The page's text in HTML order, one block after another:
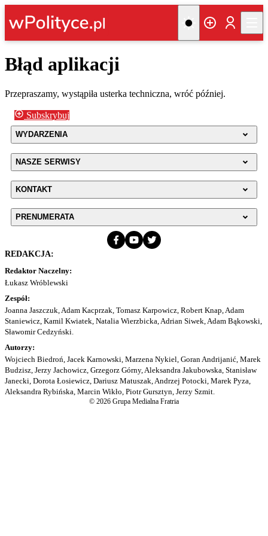
Błąd aplikacji
Przepraszamy, wystąpiła usterka techniczna, wróć później.
Subskrybuj
WYDARZENIA
NASZE SERWISY
KONTAKT
PRENUMERATA
REDAKCJA:
Redaktor Naczelny:
Łukasz Wróblewski
Zespół:
Joanna Jaszczuk, Adam Kacprzak, Tomasz Karpowicz, Robert Knap, Adam
Staniewicz, Kamil Kwiatek, Natalia Wierzbicka, Adrian Siwek, Adam Bąkowski,
Sławomir Cedzyński.
Autorzy:
Wojciech Biedroń, Jacek Karnowski, Marzena Nykiel, Goran Andrijanić, Marek
Budzisz, Jerzy Jachowicz, Grzegorz Górny, Aleksandra Jakubowska, Stanisław
Janecki, Dorota Łosiewicz, Dariusz Matuszak, Andrzej Potocki, Marek Pyza,
Aleksandra Rybińska, Marcin Wikło, Piotr Gursztyn, Jerzy Szmit.
© 2026 Grupa Medialna Fratria